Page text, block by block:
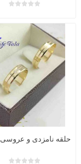
حلقه نامزدی و عروسی 21068